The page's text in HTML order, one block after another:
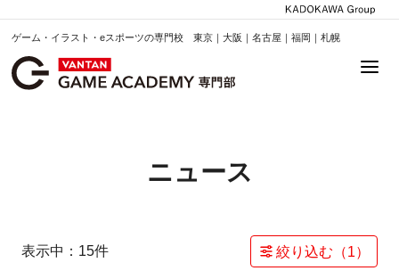
ゲーム・イラスト・eスポーツの専門校 東京｜大阪｜名古屋｜福岡｜札幌
ニュース
表示中： 15件 絞り込む（1）